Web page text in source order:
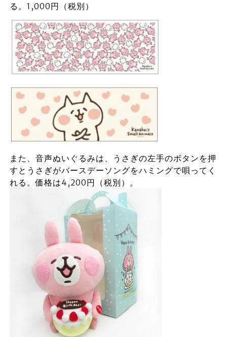
る。1,000円（税別）
また、音声ぬいぐるみは、うさぎの左手のボタンを押
すとうさぎがバースデーソングをハミングで唄ってく
れる。価格は4,200円（税別）。